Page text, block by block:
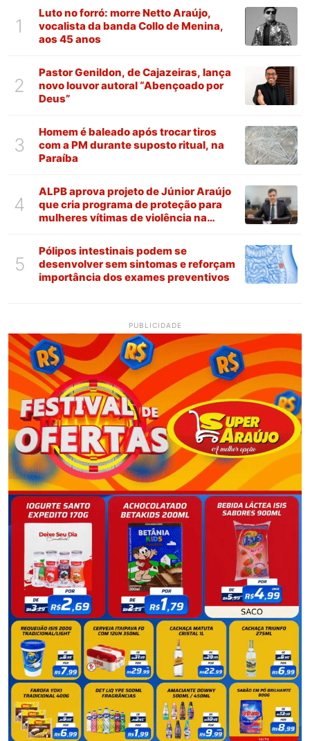
1
Luto no forró: morre Netto Araújo,
vocalista da banda Collo de Menina,
aos 45 anos
2
Pastor Genildon, de Cajazeiras, lança
novo louvor autoral “Abençoado por
Deus”
3
Homem é baleado após trocar tiros
com a PM durante suposto ritual, na
Paraíba
4
ALPB aprova projeto de Júnior Araújo
que cria programa de proteção para
mulheres vítimas de violência na
5
Pólipos intestinais podem se
desenvolver sem sintomas e reforçam
importância dos exames preventivos
PUBLICIDADE